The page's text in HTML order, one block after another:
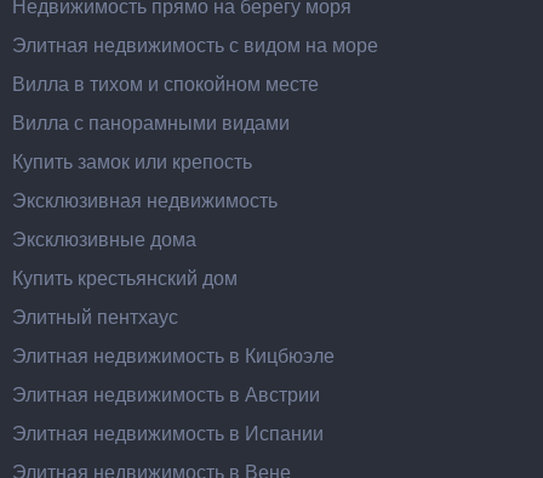
Недвижимость прямо на берегу моря
Элитная недвижимость с видом на море
Вилла в тихом и спокойном месте
Вилла с панорамными видами
Купить замок или крепость
Эксклюзивная недвижимость
Эксклюзивные дома
Купить крестьянский дом
Элитный пентхаус
Элитная недвижимость в Кицбюэле
Элитная недвижимость в Австрии
Элитная недвижимость в Испании
Элитная недвижимость в Вене